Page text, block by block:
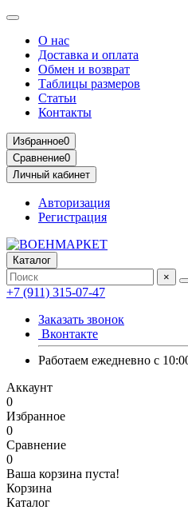
О нас
Доставка и оплата
Обмен и возврат
Таблицы размеров
Статьи
Контакты
Избранное0
Сравнение0
Личный кабинет
Авторизация
Регистрация
Каталог
×
+7 (911) 315-07-47
Заказать звонок
Вконтакте
Работаем ежедневно с
Аккаунт
0
Избранное
0
Сравнение
0
Ваша корзина пуста!
Корзина
Каталог